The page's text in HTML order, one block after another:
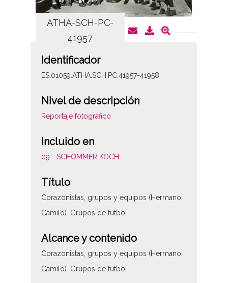
ATHA-SCH-PC-
41957
Identificador
ES.01059.ATHA.SCH.PC.41957-41958
Nivel de descripción
Reportaje fotográfico
Incluido en
09.- SCHOMMER KOCH
Título
Corazonistas, grupos y equipos (Hermano
Camilo). Grupos de futbol
Alcance y contenido
Corazonistas, grupos y equipos (Hermano
Camilo). Grupos de futbol